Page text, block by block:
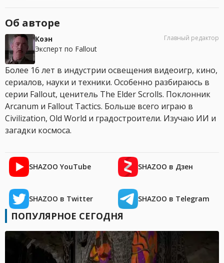
Об авторе
Коэн
Эксперт по Fallout
Главный редактор
Более 16 лет в индустрии освещения видеоигр, кино,
сериалов, науки и техники. Особенно разбираюсь в
серии Fallout, ценитель The Elder Scrolls. Поклонник
Arcanum и Fallout Tactics. Больше всего играю в
Civilization, Old World и градостроители. Изучаю ИИ и
загадки космоса.
SHAZOO YouTube SHAZOO в Дзен
SHAZOO в Twitter SHAZOO в Telegram
ПОПУЛЯРНОЕ СЕГОДНЯ